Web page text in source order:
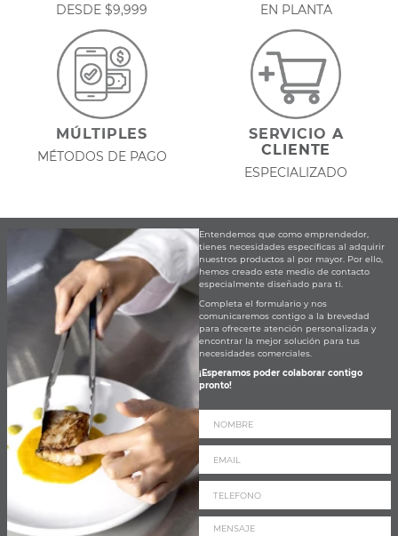
DESDE $9,999 EN PLANTA
MÚLTIPLES
MÉTODOS DE PAGO
SERVICIO A
CLIENTE
ESPECIALIZADO
Entendemos que como emprendedor,
tienes necesidades específicas al adquirir
nuestros productos al por mayor. Por ello,
hemos creado este medio de contacto
especialmente diseñado para ti.
Completa el formulario y nos
comunicaremos contigo a la brevedad
para ofrecerte atención personalizada y
encontrar la mejor solución para tus
necesidades comerciales.
¡Esperamos poder colaborar contigo
pronto!